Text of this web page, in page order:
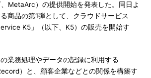
MetaArc）の提供開始を発表した。同日よ
商品の第1弾として、クラウドサービス
K5」（以下、K5）の販売を開始す
業務処理やデータの記録に利用する
）と、顧客企業などとの関係を構築す